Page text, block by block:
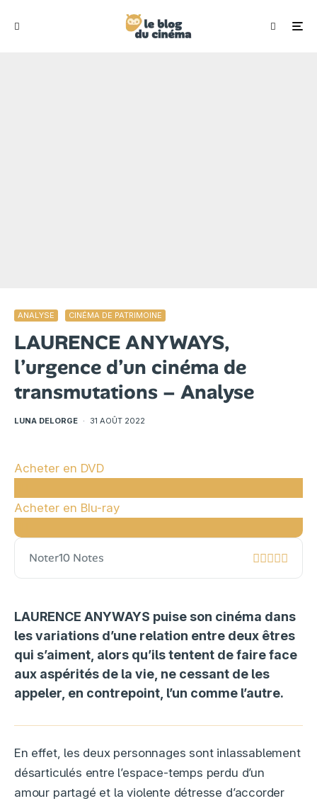
ANALYSE CINÉMA DE PATRIMOINE
LAURENCE ANYWAYS,
l’urgence d’un cinéma de
transmutations – Analyse
LUNA DELORGE · 31 AOÛT 2022
LAURENCE ANYWAYS puise son cinéma dans
les variations d’une relation entre deux êtres
qui s’aiment, alors qu’ils tentent de faire face
aux aspérités de la vie, ne cessant de les
appeler, en contrepoint, l’un comme l’autre.
En effet, les deux personnages sont inlassablement
désarticulés entre l’espace-temps perdu d’un
amour partagé et la violente détresse d’accorder
Noter10 Notes
Acheter en DVD
Acheter en Blu-ray